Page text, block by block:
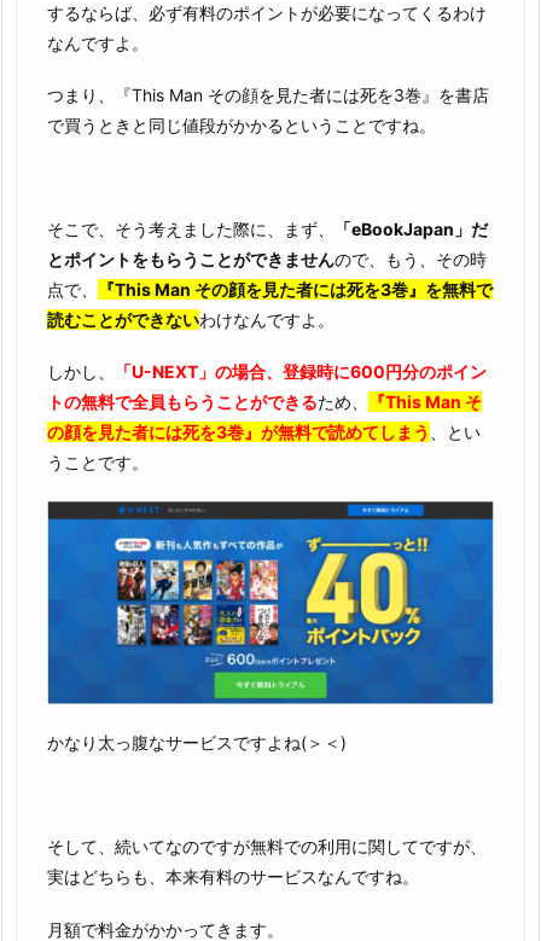
するならば、必ず有料のポイントが必要になってくるわけ
なんですよ。
つまり、『This Man その顔を見た者には死を3巻』を書店
で買うときと同じ値段がかかるということですね。
そこで、そう考えました際に、まず、
「eBookJapan」だ
とポイントをもらうことができませんので、もう、その時
点で、
『This Man その顔を見た者には死を3巻』を無料で
読むことができないわけなんですよ。
しかし、
「U-NEXT」の場合、登録時に600円分のポイン
トの無料で全員もらうことができるため、
『This Man そ
の顔を見た者には死を3巻』が無料で読めてしまう
、とい
うことです。
かなり太っ腹なサービスですよね(＞＜)
そして、続いてなのですが無料での利用に関してですが、
実はどちらも、本来有料のサービスなんですね。
月額で料金がかかってきます。